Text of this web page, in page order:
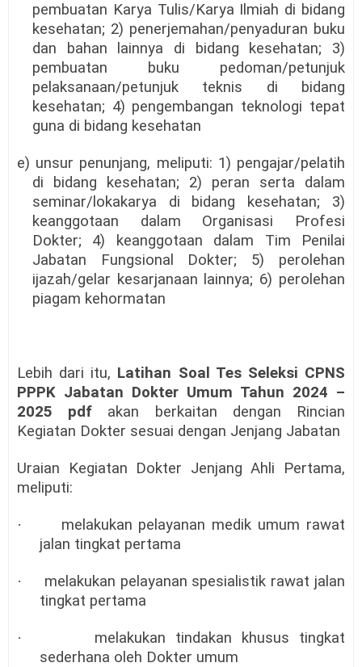
pembuatan Karya Tulis/Karya Ilmiah di bidang
kesehatan; 2) penerjemahan/penyaduran buku
dan bahan lainnya di bidang kesehatan; 3)
pembuatan buku pedoman/petunjuk
pelaksanaan/petunjuk teknis di bidang
kesehatan; 4) pengembangan teknologi tepat
guna di bidang kesehatan
e) unsur penunjang, meliputi: 1) pengajar/pelatih
di bidang kesehatan; 2) peran serta dalam
seminar/lokakarya di bidang kesehatan; 3)
keanggotaan dalam Organisasi Profesi
Dokter; 4) keanggotaan dalam Tim Penilai
Jabatan Fungsional Dokter; 5) perolehan
ijazah/gelar kesarjanaan lainnya; 6) perolehan
piagam kehormatan
Lebih dari itu, Latihan Soal Tes Seleksi CPNS
PPPK Jabatan Dokter Umum Tahun 2024 –
2025 pdf
akan berkaitan dengan
Rincian
Kegiatan Dokter sesuai dengan Jenjang Jabatan
Uraian Kegiatan Dokter Jenjang Ahli Pertama,
meliputi:
·
melakukan pelayanan medik umum rawat
jalan tingkat pertama
·
melakukan pelayanan spesialistik rawat jalan
tingkat pertama
·
melakukan tindakan khusus tingkat
sederhana oleh Dokter umum